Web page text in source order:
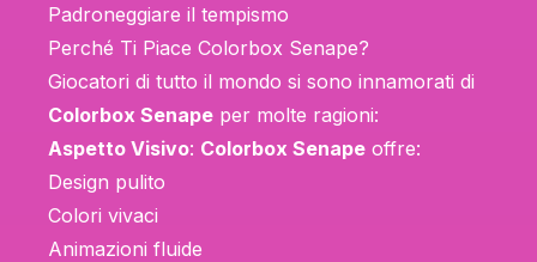
Padroneggiare il tempismo
Perché Ti Piace Colorbox Senape?
Giocatori di tutto il mondo si sono innamorati di
Colorbox Senape per molte ragioni:
Aspetto Visivo: Colorbox Senape offre:
Design pulito
Colori vivaci
Animazioni fluide